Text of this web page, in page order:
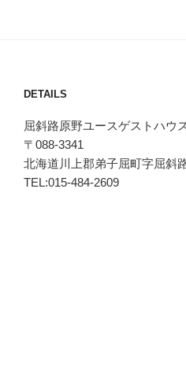
DETAILS
屈斜路原野ユースゲストハウ
〒088-3341
北海道川上郡弟子屈町字屈斜
TEL:015-484-2609